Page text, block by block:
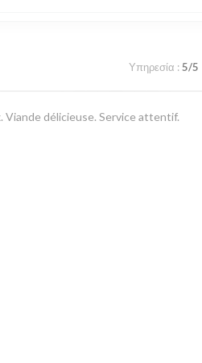
Υπηρεσία : 5/5
Viande délicieuse. Service attentif.